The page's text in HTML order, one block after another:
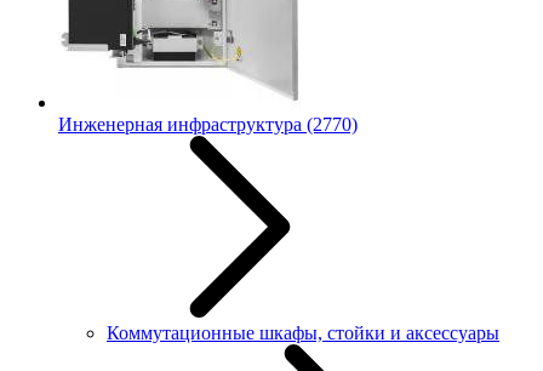
Инженерная инфраструктура (2770)
Коммутационные шкафы, стойки и аксессуары